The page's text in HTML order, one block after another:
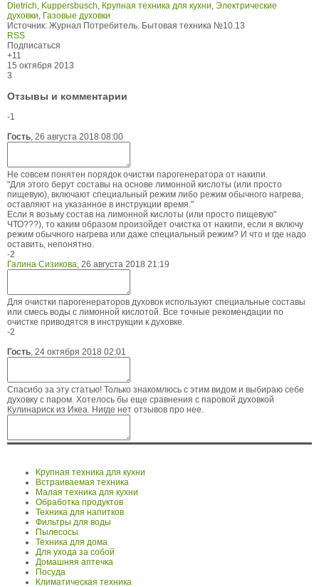
Dietrich Kuppersbusch Крупная техника для кухни Электрические
духовки Газовые духовки
Источник: Журнал Потребитель. Бытовая техника №10.13
RSS
Подписаться
+11
15 октября 2013
3
Отзывы и комментарии
-1
Гость, 26 августа 2018 08:00
Не совсем понятен порядок очистки парогенератора от накипи.
"Для этого берут составы на основе лимонной кислоты (или просто
пищевую), включают специальный режим либо режим обычного нагрева,
оставляют на указанное в инструкции время."
Если я возьму состав на лимонной кислоты (или просто пищевую"
ЧТО???), то каким образом произойдет очистка от накипи, если я включу
режим обычного нагрева или даже специальный режим? И что и где надо
оставить, непонятно.
-2
Галина Сизикова, 26 августа 2018 21:19
Для очистки парогенераторов духовок используют специальные составы
или смесь воды с лимонной кислотой. Все точные рекомендации по
очистке приводятся в инструкции к духовке.
-2
Гость, 24 октября 2018 02:01
Спасибо за эту статью! Только знакомлюсь с этим видом и выбираю себе
духовку с паром. Хотелось бы еще сравнения с паровой духовкой
Кулинариск из Икеа. Нигде нет отзывов про нее.
Крупная техника для кухни
Встраиваемая техника
Малая техника для кухни
Обработка продуктов
Техника для напитков
Фильтры для воды
Пылесосы
Техника для дома
Для ухода за собой
Домашняя аптечка
Посуда
Климатическая техника